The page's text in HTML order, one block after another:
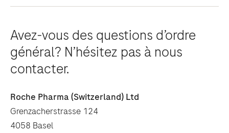
Avez-vous des questions d’ordre
général? N’hésitez pas à nous
contacter.
Roche Pharma (Switzerland) Ltd
Grenzacherstrasse 124
4058 Basel